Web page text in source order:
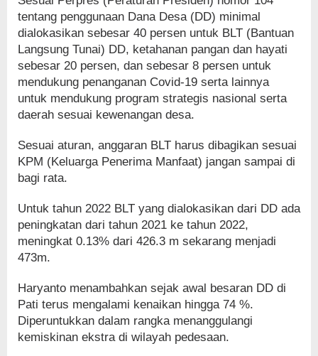
tentang penggunaan Dana Desa (DD) minimal
dialokasikan sebesar 40 persen untuk BLT (Bantuan
Langsung Tunai) DD, ketahanan pangan dan hayati
sebesar 20 persen, dan sebesar 8 persen untuk
mendukung penanganan Covid-19 serta lainnya
untuk mendukung program strategis nasional serta
daerah sesuai kewenangan desa.
Sesuai aturan, anggaran BLT harus dibagikan sesuai
KPM (Keluarga Penerima Manfaat) jangan sampai di
bagi rata.
Untuk tahun 2022 BLT yang dialokasikan dari DD ada
peningkatan dari tahun 2021 ke tahun 2022,
meningkat 0.13% dari 426.3 m sekarang menjadi
473m.
Haryanto menambahkan sejak awal besaran DD di
Pati terus mengalami kenaikan hingga 74 %.
Diperuntukkan dalam rangka menanggulangi
kemiskinan ekstra di wilayah pedesaan.